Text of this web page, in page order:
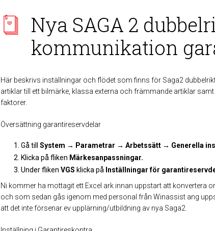
Nya SAGA 2
kommunikation
Här beskrivs inställningar och flödet som finns för Saga2
artiklar till ett bilmärke, klassa externa och främmande artiklar
faktorer.
Översättning garantireservdelar
Gå till System → Parametrar → Arbetssätt → Generella
Klicka på fliken Märkesanpassningar.
Under fliken VGS klicka på Inställningar för
Ni kommer ha mottagit ett Excel ark innan uppstart att konvertera
och som sedan gås igenom med personal från Winassist ang
att det inte försenar ev upplärning/utbildning av nya Saga2.